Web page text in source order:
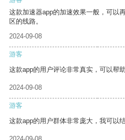
这款加速器app的加速效果一般，可以
区的线路。
2024-09-08
游客
这款app的用户评论非常真实，可以帮
2024-09-08
游客
这款app的用户群体非常庞大，我可以